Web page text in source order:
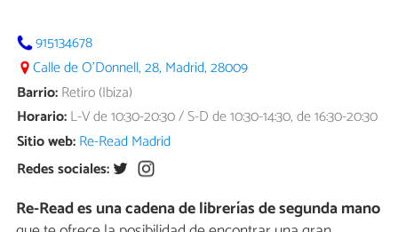
915134678
Calle de O'Donnell, 28, Madrid, 28009
Barrio:Retiro (Ibiza)
Horario:L-V de 10:30-20:30 / S-D de 10:30-14:30, de 16:30-20:30
Sitio web:Re-Read Madrid
Redes sociales:
Re-Read es una cadena de librerías de segunda mano